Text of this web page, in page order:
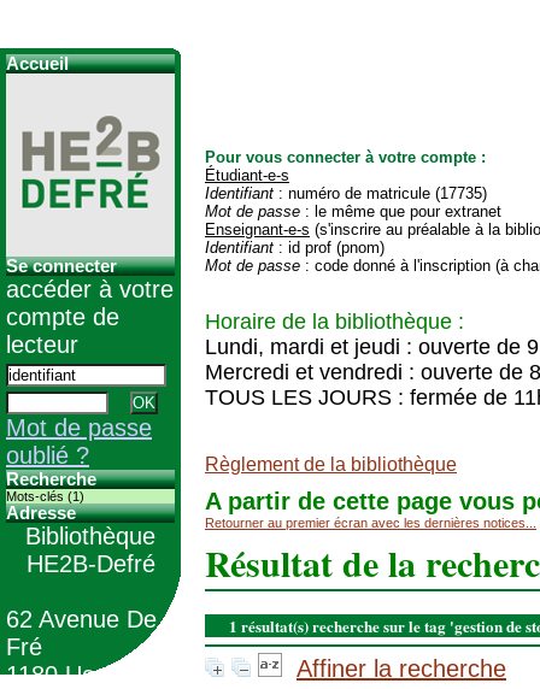
Pour vous connecter à votre compte :
Étudiant-e-s
Identifiant : numéro de matricule (17735)
Mot de passe : le même que pour extranet
Enseignant-e-s (s'inscrire au préalable à la
Identifiant : id prof (pnom)
Mot de passe : code donné à l'inscription (à
Horaire de la bibliothèque :
Lundi, mardi et jeudi : ouverte de
Mercredi et vendredi : ouverte de
TOUS LES JOURS : fermée de
Règlement de la bibliothèque
A partir de cette page vous
Retourner au premier écran avec les dernières notices...
Résultat de la
1 résultat(s) recherche sur le tag 'gestion de
Affiner la recherche
Accueil
Se connecter
accéder à votre
compte de
lecteur
Mot de passe
oublié ?
Recherche
Mots-clés (1)
Adresse
Bibliothèque
HE2B-Defré
62 Avenue De
Fré
1180 Uccle